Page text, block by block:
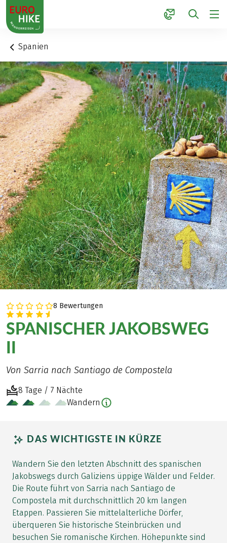
1
Spanien
8 Bewertungen
SPANISCHER JAKOBSWEG
II
Von Sarria nach Santiago de Compostela
8 Tage / 7 Nächte
Wandern
DAS WICHTIGSTE IN KÜRZE
Wandern Sie den letzten Abschnitt des spanischen
Jakobswegs durch Galiziens üppige Wälder und Felder.
Die Route führt von Sarria nach Santiago de
Compostela mit durchschnittlich 20 km langen
Etappen. Passieren Sie mittelalterliche Dörfer,
überqueren Sie historische Steinbrücken und
besuchen Sie romanische Kirchen. Höhepunkte sind